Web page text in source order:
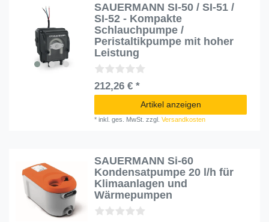
SAUERMANN SI-50 / SI-51 /
SI-52 - Kompakte
Schlauchpumpe /
Peristaltikpumpe mit hoher
Leistung
212,26 € *
Artikel anzeigen
*inkl. ges. MwSt. zzgl.Versandkosten
SAUERMANN Si-60
Kondensatpumpe 20 l/h für
Klimaanlagen und
Wärmepumpen